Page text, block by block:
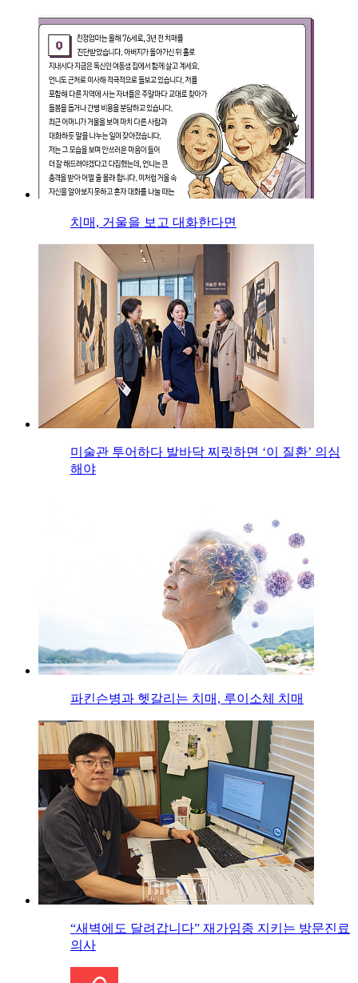
치매, 거울을 보고 대화한다면
미술관 투어하다 발바닥 찌릿하면 ‘이 질환’ 의심
해야
파킨슨병과 헷갈리는 치매, 루이소체 치매
“새벽에도 달려갑니다” 재가임종 지키는 방문진료
의사